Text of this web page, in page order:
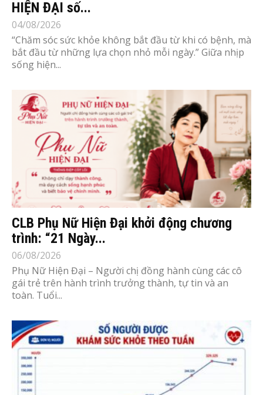
HIỆN ĐẠI số...
04/08/2026
“Chăm sóc sức khỏe không bắt đầu từ khi có bệnh, mà
bắt đầu từ những lựa chọn nhỏ mỗi ngày.” Giữa nhịp
sống hiện...
CLB Phụ Nữ Hiện Đại khởi động chương
trình: “21 Ngày...
06/08/2026
Phụ Nữ Hiện Đại – Người chị đồng hành cùng các cô
gái trẻ trên hành trình trưởng thành, tự tin và an
toàn. Tuổi...